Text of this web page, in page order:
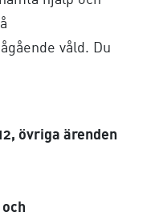
våld. Du
övriga ärenden